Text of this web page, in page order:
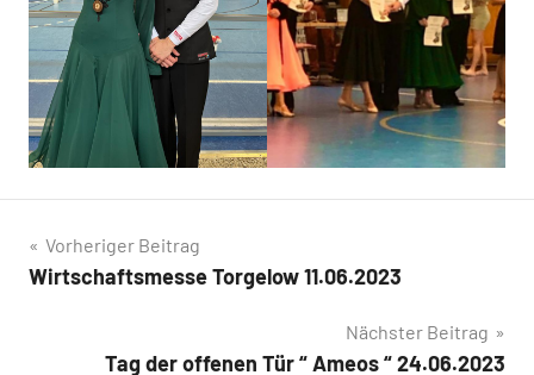
Beitragsnavigation
Vorheriger Beitrag
Wirtschaftsmesse Torgelow 11.06.2023
Nächster Beitrag
Tag der offenen Tür “ Ameos “ 24.06.2023